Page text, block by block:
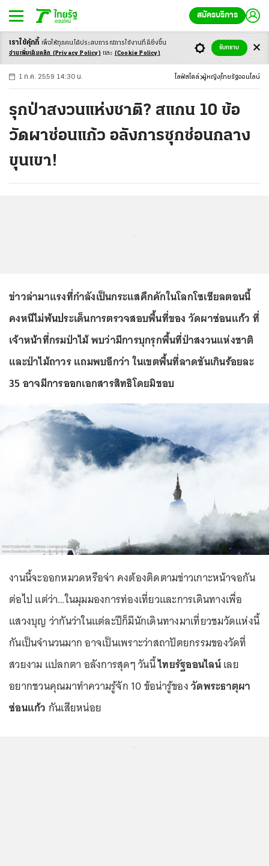
สมัครบริการ
-ก ก ก+
1 ก.ค. 2559 14:30 น. ไลฟ์สไตล์ ผู้หญิง ไทยรัฐออนไลน์
รุกป่าสงวนแห่งชาติ? สแกน 10 ข้อ
วัดผาซ่อนแก้ว อลังการซุกซ่อนกลาง
ขุนเขา!
ข่าวล่ามาแรงที่กำลังเป็นกระแสคึกคักในโลกโซเชียลตอนนี้
คงหนีไม่พ้นประเด็นการตรวจสอบพื้นที่ของ วัดผาซ่อนแก้ว ที่
เจ้าหน้าที่กรมป่าไม้ พบว่ามีการบุกรุกพื้นที่ป่าสงวนแห่งชาติ
และป่าไม้ถาวร แถมพบอีกว่า ในเขตพื้นที่ลาดชันเกินร้อยละ
35 อาจมีการออกเอกสารสิทธิโดยมิชอบ
งานนี้จะออกหมวดหรือจ่า คงต้องติดตามข่าวเกาะหน้าจอกัน
ต่อไป แต่ว่า…ในมุมมองการท่องเที่ยวและการเดินทางเพื่อ
แสวงบุญ ว่ากันว่าในแต่ละปีก็มีนักเดินทางมาเที่ยวชมวัดแห่งนี้
กันเป็นจำนวนมาก อาจเป็นเพราะว่าสถาปัตยกรรมของวัดที่
สวยงาม แปลกตา อลังการสุดๆ วันนี้ไทยรัฐออนไลน์เลย
อยากชวนคุณมาทำความรู้จัก 10 ข้อน่ารู้ของวัดพระธาตุผา
ซ่อนแก้ว กันเสียหน่อย
เราใช้คุ้กกี้ เพื่อให้ทุกคนได้ประสบการณ์การใช้งานที่ดียิ่งขึ้น
อ่านเพิ่มเติมคลิก (Privacy Policy) และ (Cookie Policy)
รับทราบ